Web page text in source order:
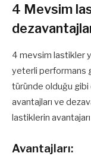
4 Mevsim
4 mevsim lastikler
yeterli performans
türünde olduğu
avantajları ve
lastiklerin
Avantajları: